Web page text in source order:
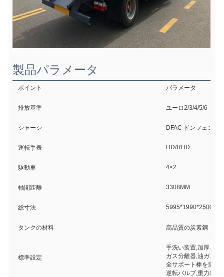
製品パラメータ
ポイント パラメータ
排放基準 ユーロ2/3/4/5/6
シャーシ DFAC ドンフェン
運転手表 HD/RHD
駆動車 4×2
軸間距離 3308MM
総寸法 5995*1990*2500
タンクの材料 高品質の炭素鋼
標準設定
手洗い装置,加厚され
ガス分離器,油ガス分
全サポート棒を装備
逆転バルブ,重力出口